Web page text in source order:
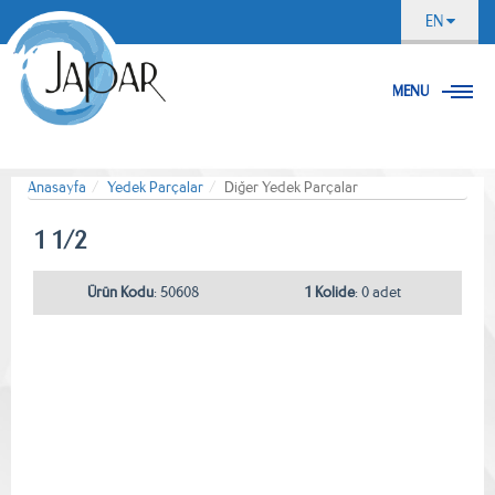
EN
MENU
Anasayfa Yedek Parçalar Diğer Yedek Parçalar
1 1/2
Ürün Kodu: 50608 1 Kolide: 0 adet